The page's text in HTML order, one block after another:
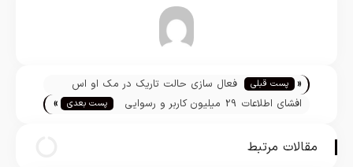
تیم تحریریه « پست قبلی
فعال سازی حالت تاریک در مک او اس
موهاوای
افشای اطلاعات 29 میلیون کاربر و رسوایی
پست بعدی »
مقالات مرتبط